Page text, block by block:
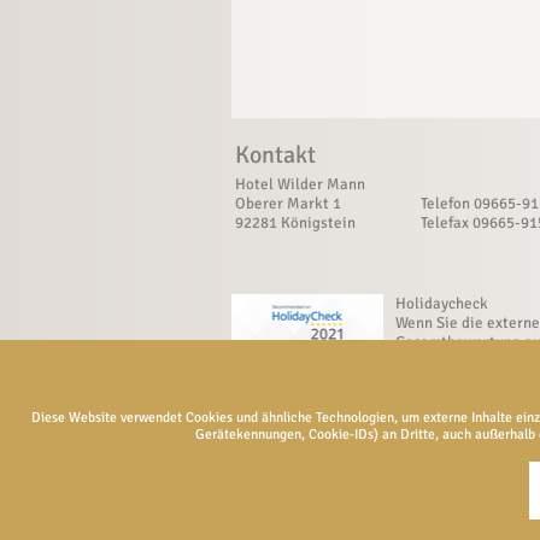
Diese Website verwendet Cookies und ähnliche Technologien, um externe Inhalte
Gerätekennungen, Cookie-IDs) an Dritte, auch
Kontakt
Hotel Wilder Mann
Oberer Markt 1
92281 Königstein
Telefon 09665-
Telefax 09665-
Holidaycheck
Wenn Sie die externe
Gesamtbewertung
holidaycheck.de
akzeptieren!